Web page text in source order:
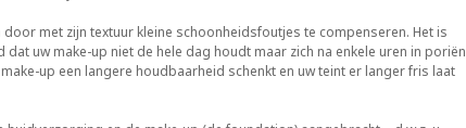
met zijn textuur kleine schoonheidsfoutjes te compenseren. Het is
uw make-up niet de hele dag houdt maar zich na enkele uren in poriën
up een langere houdbaarheid schenkt en uw teint er langer fris laat